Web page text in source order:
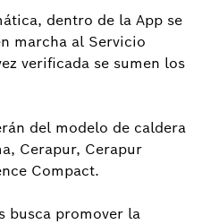
dentro de la App se
marcha al Servicio
verificada se sumen los
del modelo de caldera
Cerapur, Cerapur
Compact.
busca promover la